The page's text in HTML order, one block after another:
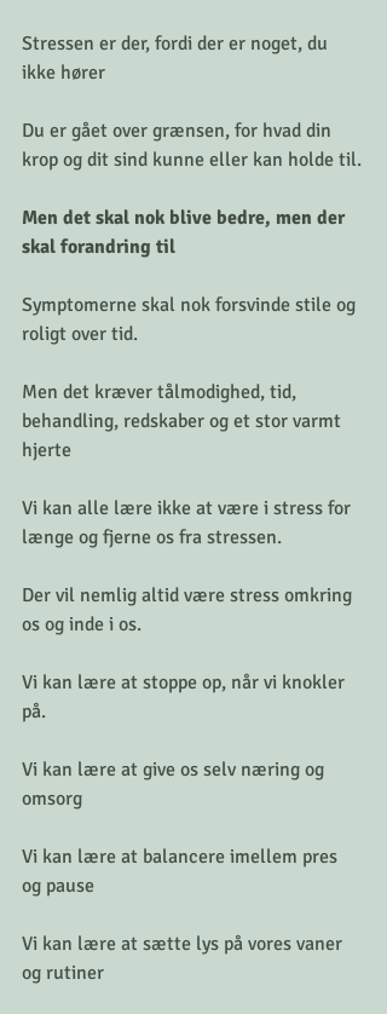
Stressen er der, fordi der er noget, du
ikke hører
Du er gået over grænsen, for hvad din
krop og dit sind kunne eller kan holde til.
Men det skal nok blive bedre, men der
skal forandring til
Symptomerne skal nok forsvinde stile og
roligt over tid.
Men det kræver tålmodighed, tid,
behandling, redskaber og et stor varmt
hjerte
Vi kan alle lære ikke at være i stress for
længe og fjerne os fra stressen.
Der vil nemlig altid være stress omkring
os og inde i os.
Vi kan lære at stoppe op, når vi knokler
på.
Vi kan lære at give os selv næring og
omsorg
Vi kan lære at balancere imellem pres
og pause
Vi kan lære at sætte lys på vores vaner
og rutiner